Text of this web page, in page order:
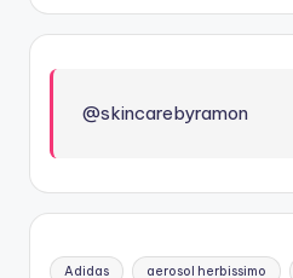
@skincarebyramon
Adidas aerosol herbissimo